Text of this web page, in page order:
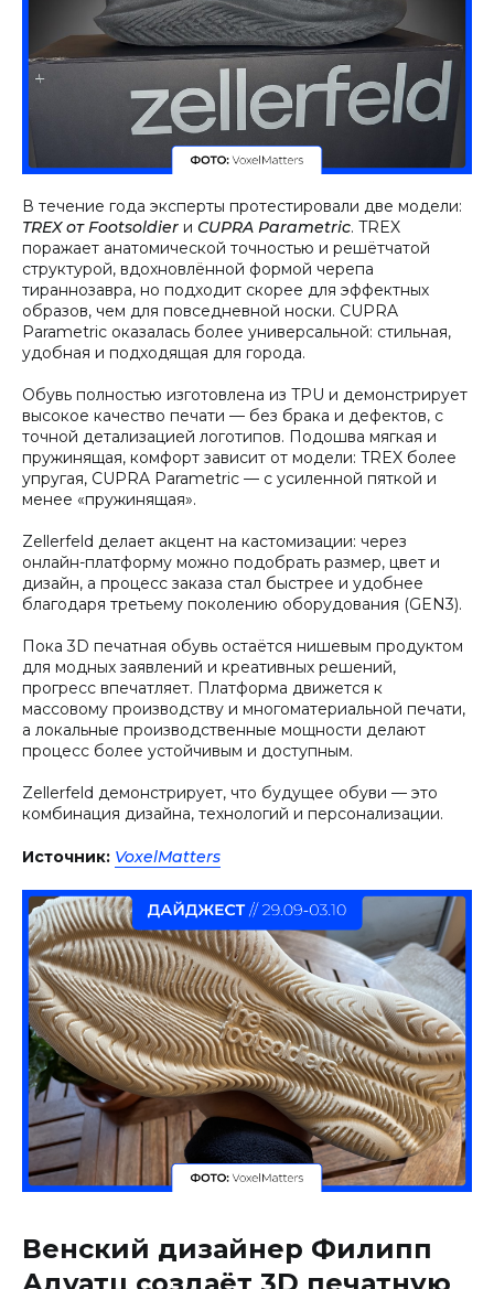
В течение года эксперты протестировали две модели:
TREX от Footsoldier и CUPRA Parametric. TREX
поражает анатомической точностью и решётчатой
структурой, вдохновлённой формой черепа
тираннозавра, но подходит скорее для эффектных
образов, чем для повседневной носки. CUPRA
Parametric оказалась более универсальной: стильная,
удобная и подходящая для города.
Обувь полностью изготовлена из TPU и демонстрирует
высокое качество печати — без брака и дефектов, с
точной детализацией логотипов. Подошва мягкая и
пружинящая, комфорт зависит от модели: TREX более
упругая, CUPRA Parametric — с усиленной пяткой и
менее «пружинящая».
Zellerfeld делает акцент на кастомизации: через
онлайн-платформу можно подобрать размер, цвет и
дизайн, а процесс заказа стал быстрее и удобнее
благодаря третьему поколению оборудования (GEN3).
Пока 3D печатная обувь остаётся нишевым продуктом
для модных заявлений и креативных решений,
прогресс впечатляет. Платформа движется к
массовому производству и многоматериальной печати,
а локальные производственные мощности делают
процесс более устойчивым и доступным.
Zellerfeld демонстрирует, что будущее обуви — это
комбинация дизайна, технологий и персонализации.
Источник: VoxelMatters
Венский дизайнер Филипп